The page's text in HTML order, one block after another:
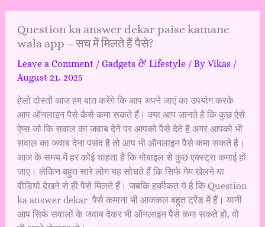
Question ka answer dekar paise kamane
wala app – सच में मिलते हैं पैसे?
Leave a Comment / Gadgets & Lifestyle/ By Vikas /
August 21, 2025
हेलो दोस्तों आज हम बात करेंगे कि आप अपने जाएं का उपयोग करके
आप ऑनलाइन पैसे कैसे कमा सकते हैं। क्या आप जानते है कि कुछ ऐसे
ऐप्स जो कि सवाल का जवाब देने पर आपको पैसे देते है अगर आपको भी
सवाल का जवाब देना पसंद है तो आप भी ऑनलाइन पैसे कमा सकते है।
आज के समय में हर कोई चाहता है कि मोबाइल से कुछ एक्स्ट्रा कमाई हो
जाए। लेकिन बहुत सारे लोग यह सोचते हैं कि सिर्फ गेम खेलने या
वीडियो देखने से ही पैसे मिलते हैं। जबकि हकीकत ये है कि Question
ka answer dekar पैसे कमाना भी आजकल बहुत ट्रेंड में हैं। यानी
आप सिर्फ सवालों के जवाब देकर भी ऑनलाइन पैसे कमा सकते हो, वो